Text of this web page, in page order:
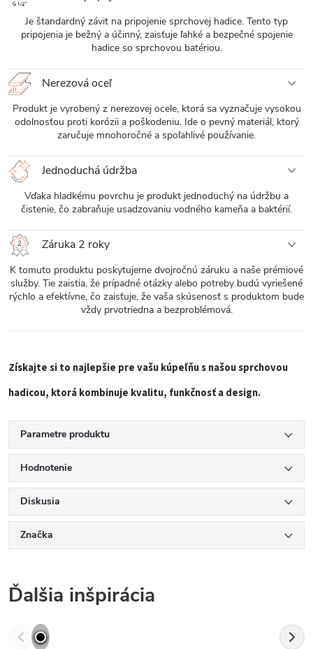
Je štandardný závit na pripojenie sprchovej hadice. Tento typ
pripojenia je bežný a účinný, zaisťuje ľahké a bezpečné spojenie
hadice so sprchovou batériou.
Nerezová oceľ
Produkt je vyrobený z nerezovej ocele, ktorá sa vyznačuje vysokou
odolnosťou proti korózii a poškodeniu. Ide o pevný materiál, ktorý
zaručuje mnohoročné a spoľahlivé používanie.
Jednoduchá údržba
Vďaka hladkému povrchu je produkt jednoduchý na údržbu a
čistenie, čo zabraňuje usadzovaniu vodného kameňa a baktérií.
Záruka 2 roky
K tomuto produktu poskytujeme dvojročnú záruku a naše prémiové
služby. Tie zaistia, že prípadné otázky alebo potreby budú vyriešené
rýchlo a efektívne, čo zaisťuje, že vaša skúsenosť s produktom bude
vždy prvotriedna a bezproblémová.
Získajte si to najlepšie pre vašu kúpeľňu s našou sprchovou
hadicou, ktorá kombinuje kvalitu, funkčnosť a design.
Parametre produktu
Hodnotenie
Diskusia
Značka
Ďalšia inšpirácia